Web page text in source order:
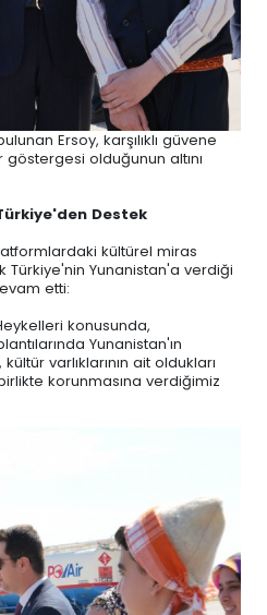
Ersoy, karşılıklı güvene
olduğunun altını
Destek
kültürel miras
Türkiye'nin Yunanistan'a verdiği
etti:
konusunda,
Yunanistan'ın
varlıklarının ait oldukları
korunmasına verdiğimiz